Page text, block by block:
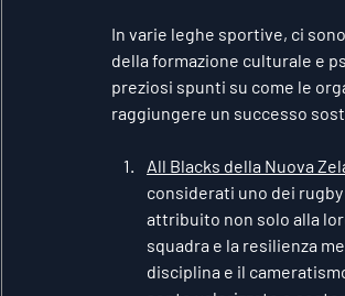
In varie leghe sportive, ci
della formazione culturale e
preziosi spunti su come le
raggiungere un successo
All Blacks della Nuova
considerati uno dei
attribuito non solo alla
squadra e la resilienza
disciplina e il